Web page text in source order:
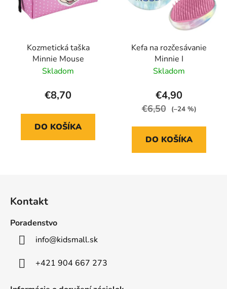
Kozmetická taška
Minnie Mouse
Skladom
€8,70
DO KOŠÍKA
Kefa na rozčesávanie
Minnie I
Skladom
€4,90
€6,50 (–24 %)
DO KOŠÍKA
Kontakt
Poradenstvo
info@kidsmall.sk
+421 904 667 273